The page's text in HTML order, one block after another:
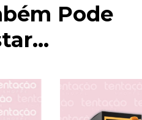
Pode